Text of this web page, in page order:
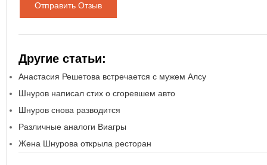
Отправить Отзыв
Другие статьи:
Анастасия Решетова встречается с мужем Алсу
Шнуров написал стих о сгоревшем авто
Шнуров снова разводится
Различные аналоги Виагры
Жена Шнурова открыла ресторан